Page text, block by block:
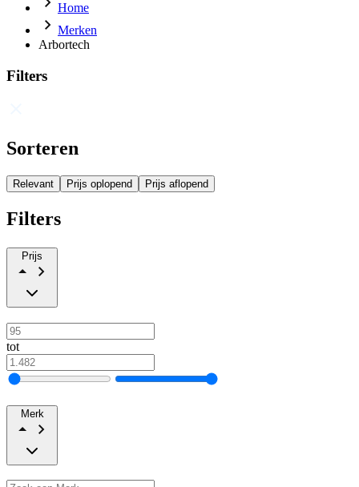
Home
Merken
Arbortech
Filters
Sorteren
Relevant Prijs oplopend Prijs aflopend
Filters
Prijs
tot
Merk